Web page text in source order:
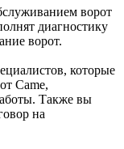
ворот
диагностику
ворот.
которые
Came,
Также вы
на